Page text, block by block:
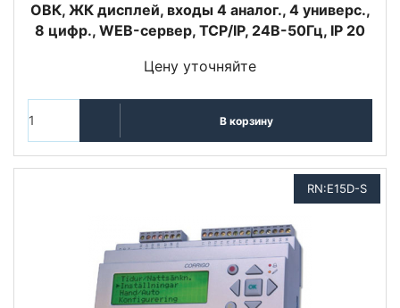
ОВК, ЖК дисплей, входы 4 аналог., 4 универс.,
8 цифр., WEB-сервер, TCP/IP, 24В-50Гц, IP 20
Цену уточняйте
В корзину
RN:E15D-S